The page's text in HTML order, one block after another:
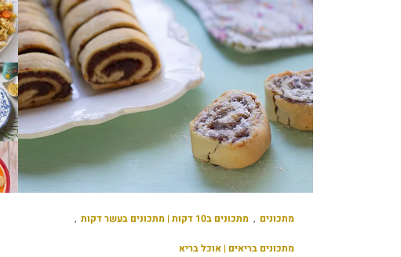
מתכונים , מתכונים ב10 דקות | מתכונים בעשר דקות ,
מתכונים בריאים | אוכל בריא